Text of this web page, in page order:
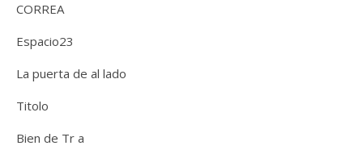
CORREA
Espacio23
La puerta de al lado
Titolo
Bien de Tr a